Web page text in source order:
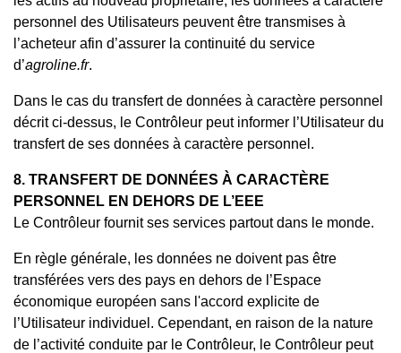
personnel des Utilisateurs peuvent être transmises à
l’acheteur afin d’assurer la continuité du service
d’agroline.fr.
Dans le cas du transfert de données à caractère personnel
décrit ci-dessus, le Contrôleur peut informer l’Utilisateur du
transfert de ses données à caractère personnel.
8. TRANSFERT DE DONNÉES À CARACTÈRE
PERSONNEL EN DEHORS DE L’EEE
Le Contrôleur fournit ses services partout dans le monde.
En règle générale, les données ne doivent pas être
transférées vers des pays en dehors de l’Espace
économique européen sans l'accord explicite de
l’Utilisateur individuel. Cependant, en raison de la nature
de l’activité conduite par le Contrôleur, le Contrôleur peut